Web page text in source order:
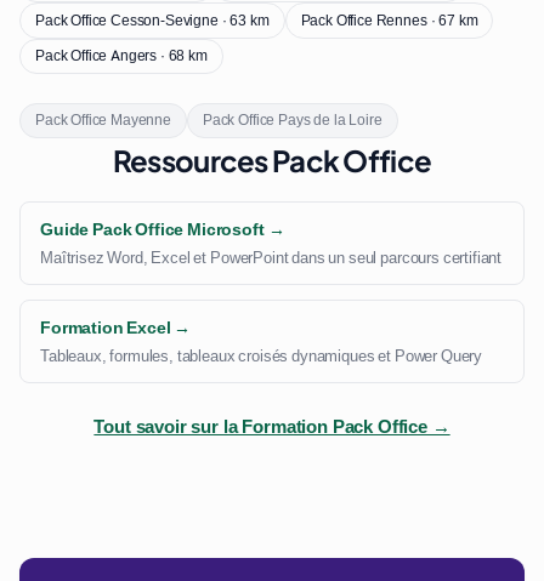
Pack Office Cesson-Sevigne · 63 km
Pack Office Rennes · 67 km
Pack Office Angers · 68 km
Pack Office Mayenne Pack Office Pays de la Loire
Ressources Pack Office
Guide Pack Office Microsoft →
Maîtrisez Word, Excel et PowerPoint dans un seul parcours certifiant
Formation Excel →
Tableaux, formules, tableaux croisés dynamiques et Power Query
Tout savoir sur la Formation Pack Office →